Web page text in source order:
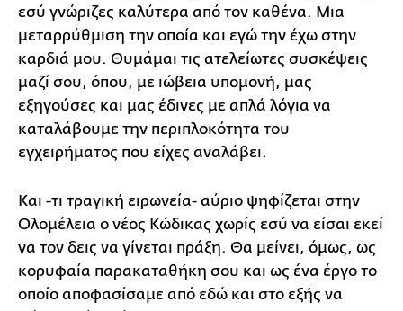
εσύ γνώριζες καλύτερα από τον καθένα. Μια
μεταρρύθμιση την οποία και εγώ την έχω στην
καρδιά μου. Θυμάμαι τις ατελείωτες συσκέψεις
μαζί σου, όπου, με ιώβεια υπομονή, μας
εξηγούσες και μας έδινες με απλά λόγια να
καταλάβουμε την περιπλοκότητα του
εγχειρήματος που είχες αναλάβει.
Και -τι τραγική ειρωνεία- αύριο ψηφίζεται στην
Ολομέλεια ο νέος Κώδικας χωρίς εσύ να είσαι εκεί
να τον δεις να γίνεται πράξη. Θα μείνει, όμως, ως
κορυφαία παρακαταθήκη σου και ως ένα έργο το
οποίο αποφασίσαμε από εδώ και στο εξής να